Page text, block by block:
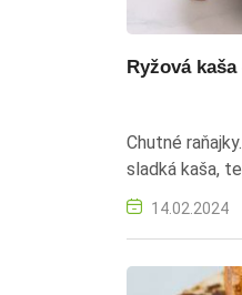
Ryžová
Chutné
sladká kaša,
14.02.2024